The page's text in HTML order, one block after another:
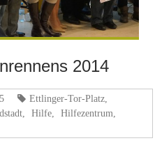
2014
Ettlinger-Tor-Platz
Hilfe Hilfezentrum